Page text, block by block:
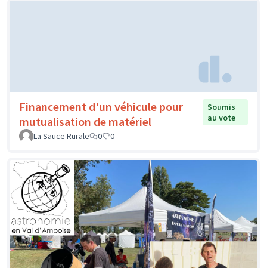
Financement d'un véhicule pour
mutualisation de matériel
Soumis
au vote
La Sauce Rurale
0 0